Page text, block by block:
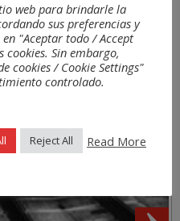
web para brindarle la
sus preferencias y
"Aceptar todo / Accept
cookies. Sin embargo,
cookies / Cookie Settings"
controlado.
Reject All Read More